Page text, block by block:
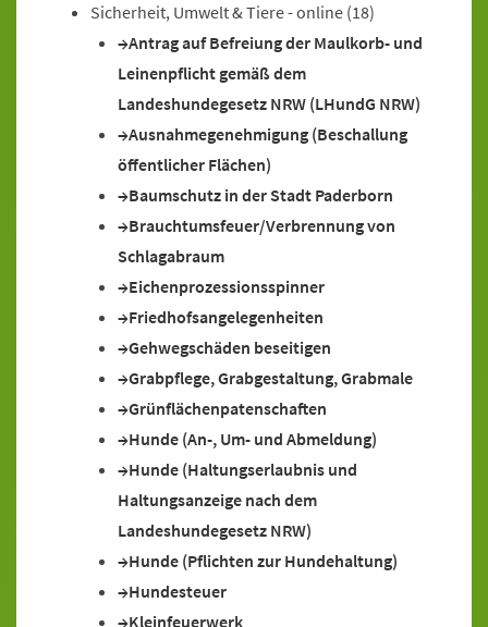
Sicherheit, Umwelt & Tiere - online (18)
Antrag auf Befreiung der Maulkorb- und
Leinenpflicht gemäß dem
Landeshundegesetz NRW (LHundG NRW)
Ausnahmegenehmigung (Beschallung
öffentlicher Flächen)
Baumschutz in der Stadt Paderborn
Brauchtumsfeuer/Verbrennung von
Schlagabraum
Eichenprozessionsspinner
Friedhofsangelegenheiten
Gehwegschäden beseitigen
Grabpflege, Grabgestaltung, Grabmale
Grünflächenpatenschaften
Hunde (An-, Um- und Abmeldung)
Hunde (Haltungserlaubnis und
Haltungsanzeige nach dem
Landeshundegesetz NRW)
Hunde (Pflichten zur Hundehaltung)
Hundesteuer
Kleinfeuerwerk